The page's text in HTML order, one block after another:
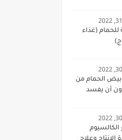
للحمام (غذاء
الحمام من
أن يفسد
الكالسيوم